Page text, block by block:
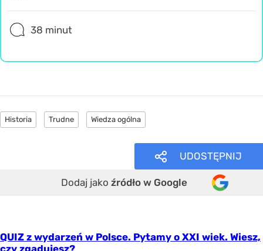
38 minut
Historia Trudne Wiedza ogólna
UDOSTĘPNIJ
Dodaj jako źródło w Google
QUIZ z wydarzeń w Polsce. Pytamy o XXI wiek. Wiesz,
czy zgadujesz?